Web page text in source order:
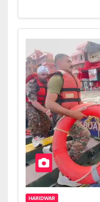
HARIDWAR